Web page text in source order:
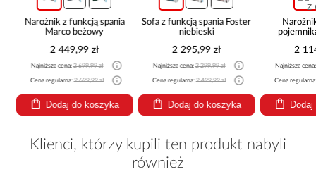
Narożnik z funkcją spania
Marco beżowy
2 449,99 zł
Najniższa cena:2 699,99 zł
Cena regularna:2 699,99 zł
Dodaj do koszyka
Sofa z funkcją spania Foster
niebieski
2 295,99 zł
Najniższa cena:2 299,99 zł
Cena regularna:2 499,99 zł
Dodaj do koszyka
2
Najniższa
Cena
Klienci, którzy kupili ten produkt nabyli
również